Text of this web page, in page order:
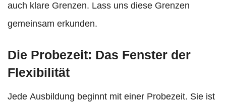
auch klare Grenzen. Lass uns diese Grenzen
gemeinsam erkunden.
Die Probezeit: Das Fenster der
Flexibilität
Jede Ausbildung beginnt mit einer Probezeit. Sie ist